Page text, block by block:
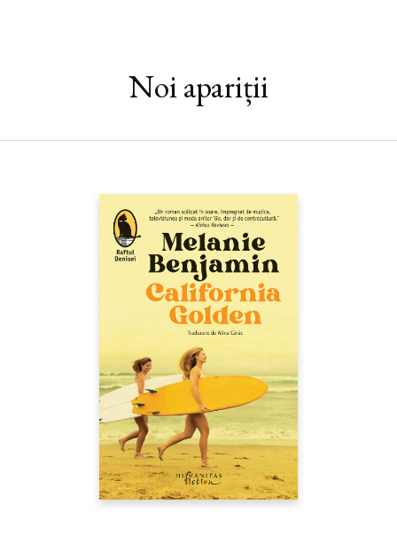
locotenent-colonelul. Pentru ei, existența a devenit un
simulacru: sunt bântuiți nu numai de trecutul militar, ci și de
mucava, de bâlci, un fals simptom de trezire din letargie al unei
și nostalgia, suferința și deriziunea, cruzimea și vulnerabilitatea.
„Destrămarea tuturor iluziilor este adevăratul final al cărții, dar
în subtext figurează și întrebarea dacă tranziția spre normalitate
e posibilă după decesul imperiilor și al ideologiilor, în acest peisaj
de culori sumbre peste ruinele societăților tradiționale. Cu
Fado Alexandrino
deformată a societății portugheze într-un deceniu de răscruce,
nici o fabulă ficțională despre moartea vechilor ideologii la
orizontul încețoșat și imprecis al actualității, și nici măcar o carte
despre condiția omului; ci este în primul rând o voce puternică
de scriitor cu o excepțională capacitate de a investiga existența
noastră prin magia limbajului.“ — DINU FLĂMÂND
Noi apariții